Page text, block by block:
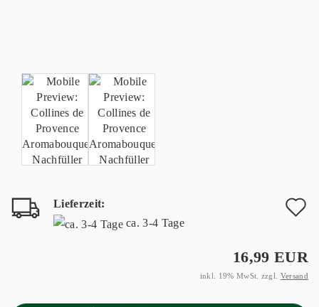
Lieferzeit:
ca. 3-4 Tage
16,99 EUR
inkl. 19% MwSt. zzgl. Versand